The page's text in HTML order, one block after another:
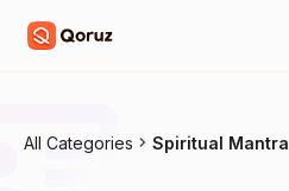
All Categories Spiritual Mantra